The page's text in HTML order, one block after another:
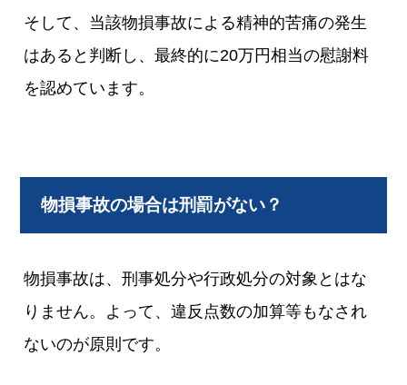
そして、当該物損事故による精神的苦痛の発生
はあると判断し、最終的に20万円相当の慰謝料
を認めています。
物損事故の場合は刑罰がない？
物損事故は、刑事処分や行政処分の対象とはな
りません。よって、違反点数の加算等もなされ
ないのが原則です。